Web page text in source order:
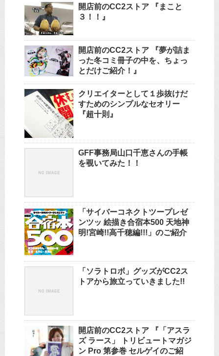
開店前のCC2ストア 『まこと
３！！』
開店前のCC2ストア 『夢が詰ま
った冬コミ冊子の中を、ちょっ
とだけご紹介！』
クリエイターとして１歩抜けだ
すためのシンプルなセオリー
『超十則』
GFF事務局山口千恵さんの手帳
を覗いてみた！！
「サイバーコネクトツープレゼ
ンツッ 絵描き合宿本500 天地神
明!宮崎!!高千穂編!!!」のご紹介
「ソラトロボ」グッズがCC2ス
トアから旅立っていきました!!
開店前のCC2ストア 『「アスラ
ズ ラース」 トリビュートマガジ
ン Pro 第参巻 セルゲイのご紹